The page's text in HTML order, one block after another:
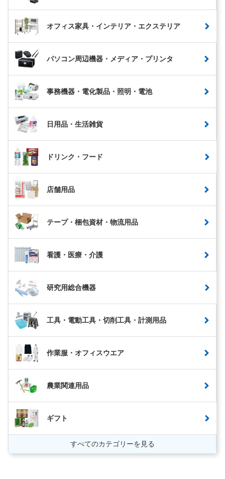
オフィス家具・インテリア・エクステリア
パソコン周辺機器・メディア・プリンタ
事務機器・電化製品・照明・電池
日用品・生活雑貨
ドリンク・フード
店舗用品
テープ・梱包資材・物流用品
看護・医療・介護
研究用総合機器
工具・電動工具・切削工具・計測用品
作業服・オフィスウエア
農業関連用品
ギフト
すべてのカテゴリーを見る